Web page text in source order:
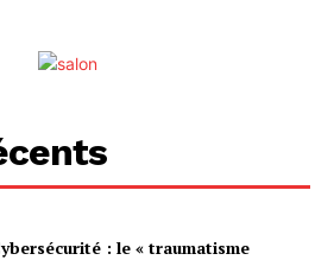
: le « traumatisme